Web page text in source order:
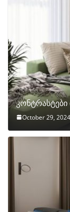
October 29, 2024